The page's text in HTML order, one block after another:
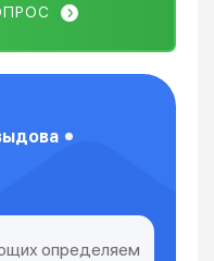
определяем